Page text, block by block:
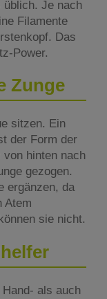
üblich. Je nach
Filamente
Das
Power.
Zunge
sitzen. Ein
der Form der
von hinten nach
gezogen.
ergänzen, da
Atem
sie nicht.
als auch